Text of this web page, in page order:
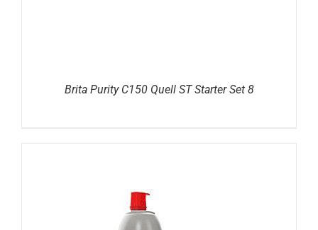
Brita Purity C150 Quell ST Starter Set 8